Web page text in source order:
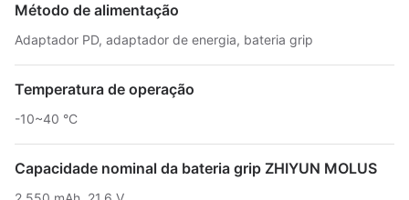
Método de alimentação
Adaptador PD, adaptador de energia, bateria grip
Temperatura de operação
-10~40 °C
Capacidade nominal da bateria grip ZHIYUN MOLUS